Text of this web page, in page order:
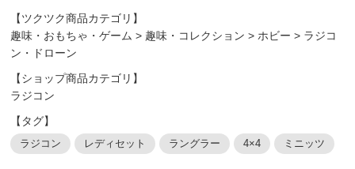
【ツクツク商品カテゴリ】
趣味・おもちゃ・ゲーム > 趣味・コレクション > ホビー > ラジコ
ン・ドローン
【ショップ商品カテゴリ】
ラジコン
【タグ】
ラジコン レディセット ラングラー 4×4 ミニッツ